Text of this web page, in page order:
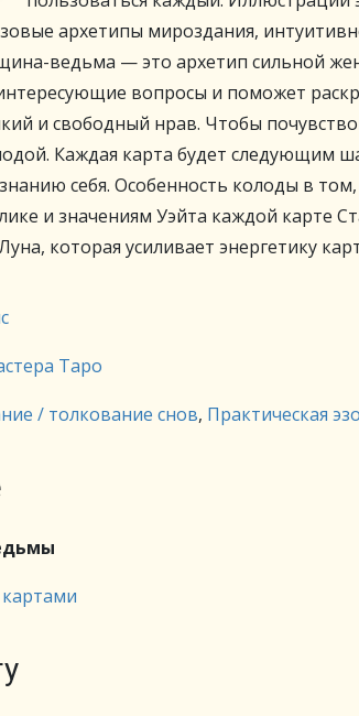
архетипы мироздания,
ведьма — это архетип сильной
вопросы и поможет
и свободный нрав. Чтобы
Каждая карта будет следующим
себя. Особенность колоды в
и значениям Уэйта каждой карте
которая усиливает энергетику
Таро
/ толкование снов, Практическая